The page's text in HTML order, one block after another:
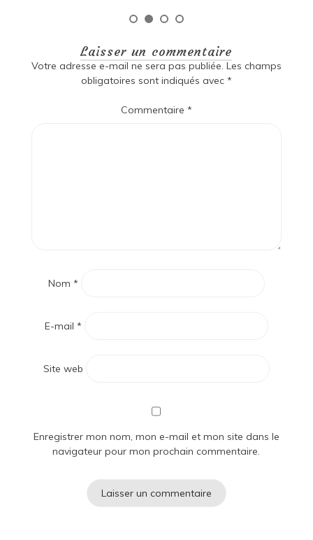
Laisser un commentaire
Votre adresse e-mail ne sera pas publiée. Les champs
obligatoires sont indiqués avec *
Commentaire *
Nom *
E-mail *
Site web
Enregistrer mon nom, mon e-mail et mon site dans le
navigateur pour mon prochain commentaire.